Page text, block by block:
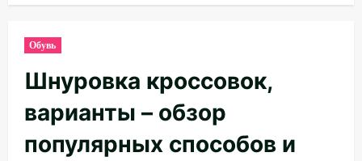
Обувь
Шнуровка кроссовок,
варианты – обзор
популярных способов и